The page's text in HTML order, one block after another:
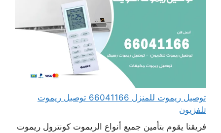
توصيل ريموت للمنزل 66041166 توصيل ريموت
تلفزيون
فريقنا يقوم بتأمين جميع أنواع الريموت كونترول ريموت